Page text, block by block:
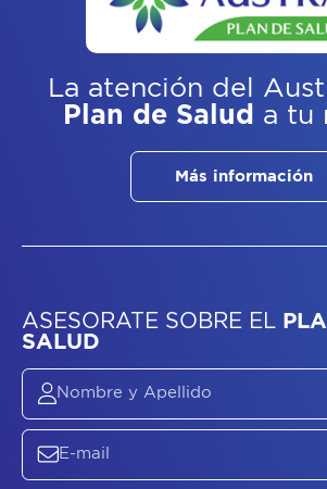
La atención del
Plan de Salud a tu
Más información